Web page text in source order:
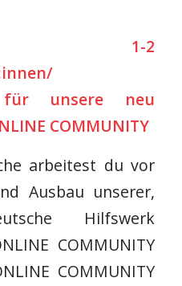
1-2
für unsere neu
COMMUNITY
arbeitest du vor
Ausbau unserer,
Hilfswerk
COMMUNITY
COMMUNITY